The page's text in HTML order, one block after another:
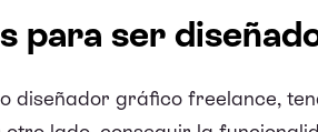
para ser
diseñador gráfico freelance,